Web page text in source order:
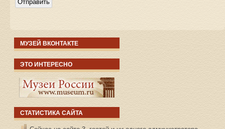
МУЗЕЙ ВКОНТАКТЕ
ЭТО ИНТЕРЕСНО
СТАТИСТИКА САЙТА